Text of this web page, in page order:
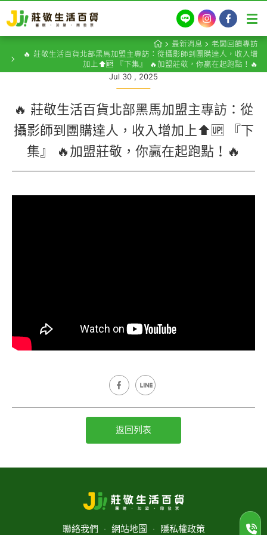
LINE InstagramFacebook
最新消息
老闆回饋專訪
🔥 莊敬生活百貨北部黑馬加盟主專訪：從攝影師到團購達人，收入增
加上⬆️🆙 『下集』 🔥加盟莊敬，你贏在起跑點！🔥
Jul 30 , 2025
🔥 莊敬生活百貨北部黑馬加盟主專訪：從
攝影師到團購達人，收入增加上⬆️🆙 『下
集』 🔥加盟莊敬，你贏在起跑點！🔥
返回列表
聯絡我們 ‧ 網站地圖 ‧ 隱私權政策